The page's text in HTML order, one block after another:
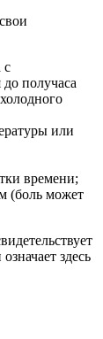
с
получаса
или
времени;
(боль может
здесь